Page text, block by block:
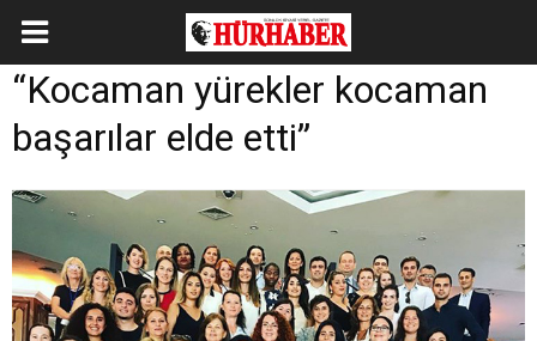
“Kocaman yürekler kocaman
başarılar elde etti”